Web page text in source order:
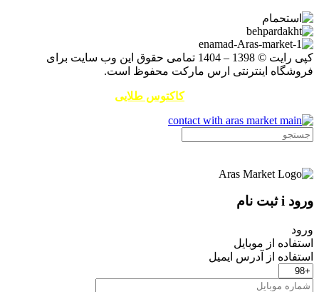
کپی رایت © 1398 – 1404 تمامی حقوق این وب سایت برای
فروشگاه اینترنتی ارس مارکت محفوظ است.
کاکتوس طلایی
ورود i ثبت نام
ورود
استفاده از موبایل
استفاده از آدرس ایمیل